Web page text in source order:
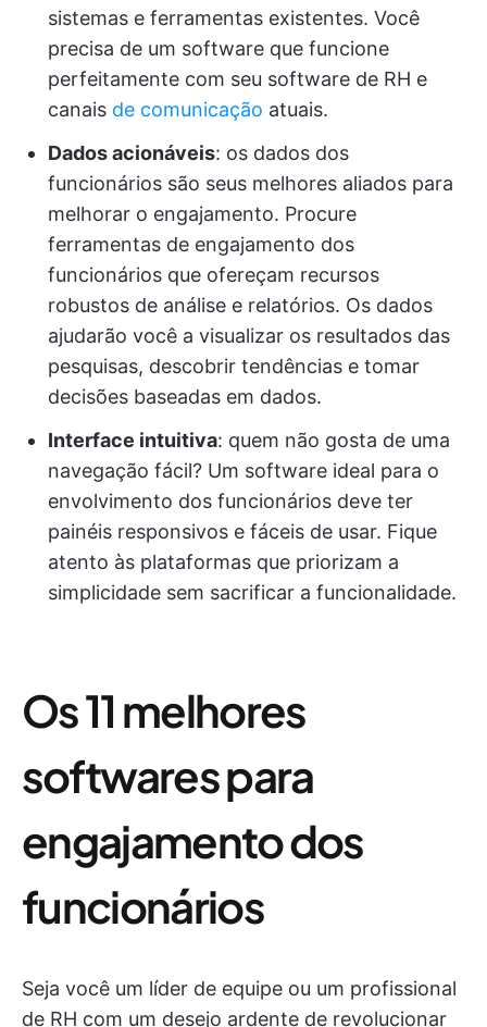
sistemas e ferramentas existentes. Você
precisa de um software que funcione
perfeitamente com seu software de RH e
canais de comunicação atuais.
Dados acionáveis: os dados dos
funcionários são seus melhores aliados para
melhorar o engajamento. Procure
ferramentas de engajamento dos
funcionários que ofereçam recursos
robustos de análise e relatórios. Os dados
ajudarão você a visualizar os resultados das
pesquisas, descobrir tendências e tomar
decisões baseadas em dados.
Interface intuitiva: quem não gosta de uma
navegação fácil? Um software ideal para o
envolvimento dos funcionários deve ter
painéis responsivos e fáceis de usar. Fique
atento às plataformas que priorizam a
simplicidade sem sacrificar a funcionalidade.
Os 11 melhores
softwares para
engajamento dos
funcionários
Seja você um líder de equipe ou um profissional
de RH com um desejo ardente de revolucionar